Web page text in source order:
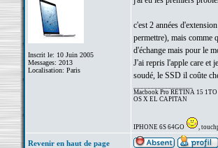
Inscrit le: 10 Juin 2005
Messages: 2013
Localisation: Paris
c'est 2 années
permettre), mais comme
d'échange mais pour le
J'ai repris l'apple care et
soudé, le SSD il coûte
Macbook Pro RETINA 15
OS X EL CAPITAN
IPHONE 6S 64GO ,
Revenir en haut de page